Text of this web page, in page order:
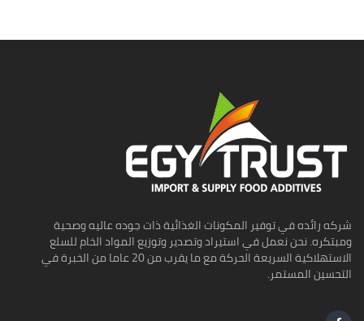
شركه رائده في توفير المكونات الغذائية ذات جوده عاليه وصحية
ومبتكره. نحن نعمل في استيراد وتصدير وتوزيع المواد الخام للسلع
الاستهلاكية السريعة الحركة مع ما يقرب من 20 عاما من الخبرة في
التحسين المستمر.